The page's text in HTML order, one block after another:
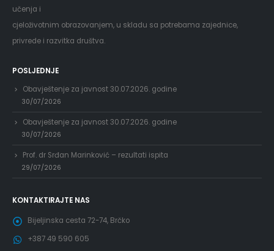
učenja i
cjeloživotnim obrazovanjem, u skladu sa potrebama zajednice,
privrede i razvitka društva.
POSLJEDNJE
Obavještenje za javnost 30.07.2026. godine
30/07/2026
Obavještenje za javnost 30.07.2026. godine
30/07/2026
Prof. dr Srđan Marinković – rezultati ispita
29/07/2026
KONTAKTIRAJTE NAS
Bijeljinska cesta 72-74, Brčko
+387 49 590 605